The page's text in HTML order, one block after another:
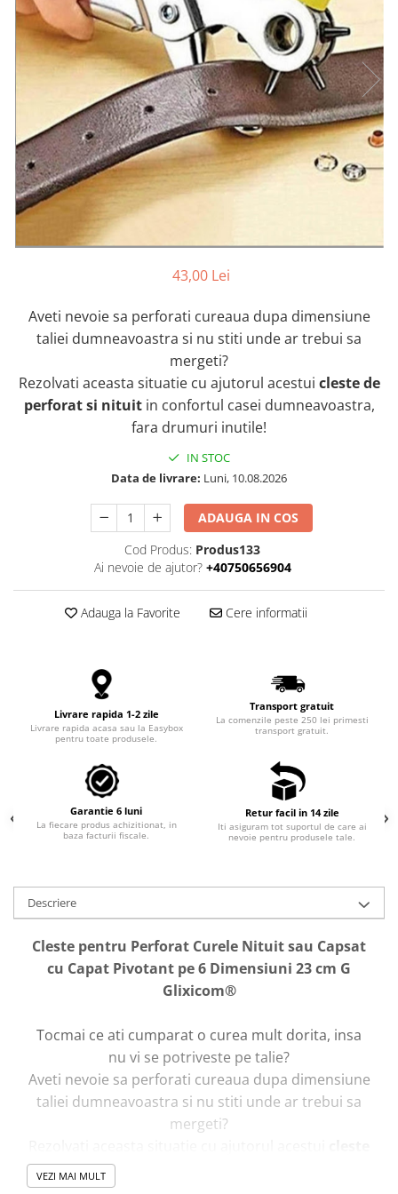
Markere Multisuprafete
43,00 Lei
Aveti nevoie sa perforati cureaua dupa dimensiune
taliei dumneavoastra si nu stiti unde ar trebui sa
mergeti?
Rezolvati aceasta situatie cu ajutorul acestui cleste de
perforat si nituitin confortul casei dumneavoastra,
fara drumuri inutile!
IN STOC
Data de livrare: Luni, 10.08.2026
ADAUGA IN COS
Cod Produs: Produs133
Ai nevoie de ajutor? +40750656904
Adauga la Favorite Cere informatii
Livrare rapida 1-2 zile
Livrare rapida acasa sau la Easybox
pentru toate produsele.
Transport gratuit
La comenzile peste 250 lei primesti
transport gratuit.
Garantie 6 luni
La fiecare produs achizitionat, in
baza facturii fiscale.
Retur facil in 14 zile
Iti asiguram tot suportul de care ai
nevoie pentru produsele tale.
Descriere
Cleste pentru Perforat Curele Nituit sau Capsat
cu Capat Pivotant pe 6 Dimensiuni 23 cm G
Glixicom®
Tocmai ce ati cumparat o curea mult dorita, insa
nu vi se potriveste pe talie?
Aveti nevoie sa perforati cureaua dupa dimensiune
taliei dumneavoastra si nu stiti unde ar trebui sa
mergeti?
de perforat si nituit
dumneavoastra, fara drumuri inutile!
VEZI MAI MULT